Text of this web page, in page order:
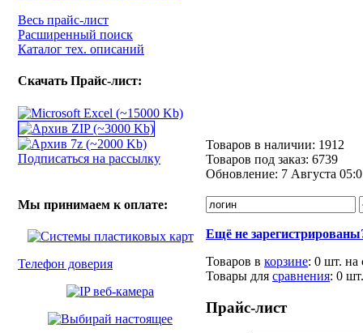
Весь прайс-лист
Расширенный поиск
Каталог тех. описаний
Скачать Прайс-лист:
Подписаться на рассылку
Мы принимаем к оплате:
Телефон доверия
Товаров в наличии: 1912
Товаров под заказ: 6739
Обновление: 7 Августа
Ещё не
Товаров в корзине: 0 шт. на
Товары для сравнения: 0 шт.
Прайс-лист